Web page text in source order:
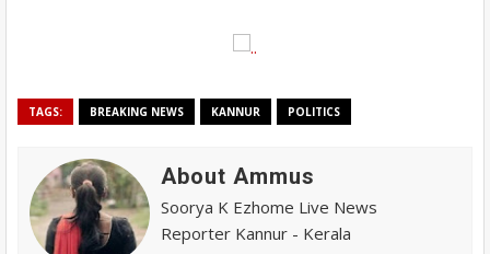
TAGS: BREAKING NEWS KANNUR POLITICS
About Ammus
Soorya K Ezhome Live News
Reporter Kannur - Kerala